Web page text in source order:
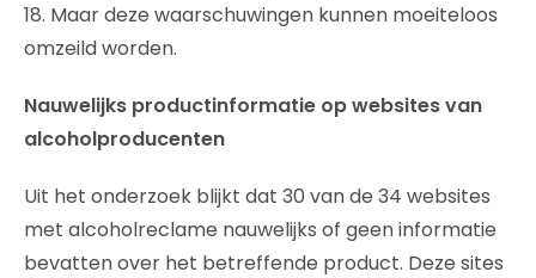
18. Maar deze waarschuwingen kunnen moeiteloos
omzeild worden.
Nauwelijks productinformatie op websites van
alcoholproducenten
Uit het onderzoek blijkt dat 30 van de 34 websites
met alcoholreclame nauwelijks of geen informatie
bevatten over het betreffende product. Deze sites